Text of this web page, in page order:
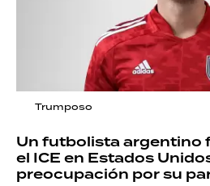
Trumposo
Un futbolista argentino
el ICE en Estados
preocupación por su